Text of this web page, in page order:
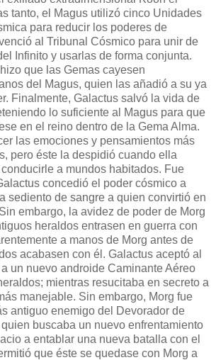
tanto, el Magus utilizó cinco Unidades
para reducir los poderes de
al Tribunal Cósmico para unir de
Infinito y usarlas de forma conjunta.
que las Gemas cayesen
del Magus, quien las añadió a su ya
Finalmente, Galactus salvó la vida de
lo suficiente al Magus para que
en el reino dentro de la Gema Alma.
las emociones y pensamientos más
pero éste la despidió cuando ella
a mundos habitados. Fue
concedió el poder cósmico a
sediento de sangre a quien convirtió en
embargo, la avidez de poder de Morg
heraldos entrasen en guerra con
a manos de Morg antes de
acabasen con él. Galactus aceptó al
un nuevo androide Caminante Aéreo
mientras resucitaba en secreto a
manejable. Sin embargo, Morg fue
antiguo enemigo del Devorador de
buscaba un nuevo enfrentamiento
a entablar una nueva batalla con el
que éste se quedase con Morg a